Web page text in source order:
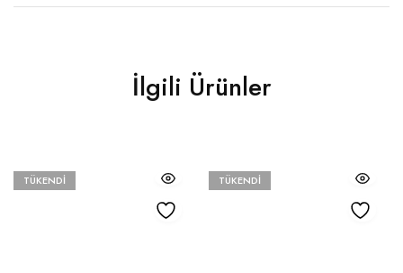
İlgili Ürünler
TÜKENDI TÜKENDI